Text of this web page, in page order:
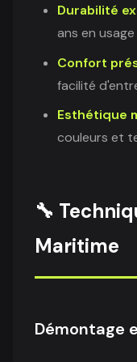
Durabilité
ans en
Confort
facilité
Esthétique
couleurs et
🔧
Maritime
Démontage